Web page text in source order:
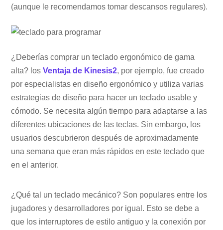
(aunque le recomendamos tomar descansos regulares).
¿Deberías comprar un teclado ergonómico de gama
alta? losVentaja de Kinesis2, por ejemplo, fue creado
por especialistas en diseño ergonómico y utiliza varias
estrategias de diseño para hacer un teclado usable y
cómodo. Se necesita algún tiempo para adaptarse a las
diferentes ubicaciones de las teclas. Sin embargo, los
usuarios descubrieron después de aproximadamente
una semana que eran más rápidos en este teclado que
en el anterior.
¿Qué tal un teclado mecánico? Son populares entre los
jugadores y desarrolladores por igual. Esto se debe a
que los interruptores de estilo antiguo y la conexión por